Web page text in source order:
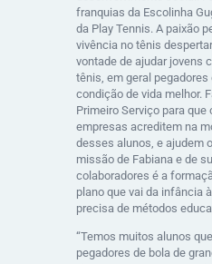
franquias da Escolinha
da Play Tennis. A paixão
vivência no tênis
vontade de ajudar jovens
tênis, em geral pegadores
condição de vida melhor.
Primeiro Serviço para
empresas acreditem na
desses alunos, e ajudem
missão de Fabiana e de
colaboradores é a
plano que vai da infância
precisa de métodos
“Temos muitos alunos
pegadores de bola de